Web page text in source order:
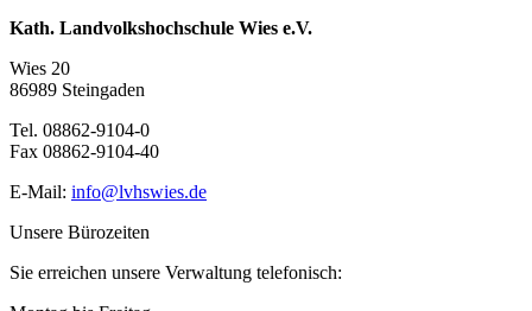
Kath. Landvolkshochschule Wies e.V.
Wies 20
86989 Steingaden
Tel. 08862-9104-0
Fax 08862-9104-40
E-Mail: info@lvhswies.de
Unsere Bürozeiten
Sie erreichen unsere Verwaltung telefonisch: